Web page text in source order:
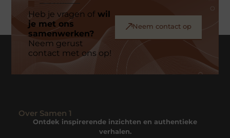
Heb je vragen ofwil
je met ons
samenwerken?
Neem gerust
contact met ons op!
Neem contact op
Over Samen 1
Ontdek inspirerende inzichten en authentieke
verhalen.